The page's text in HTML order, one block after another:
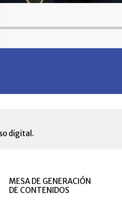
digital.
MESA DE GENERACIÓN
DE CONTENIDOS